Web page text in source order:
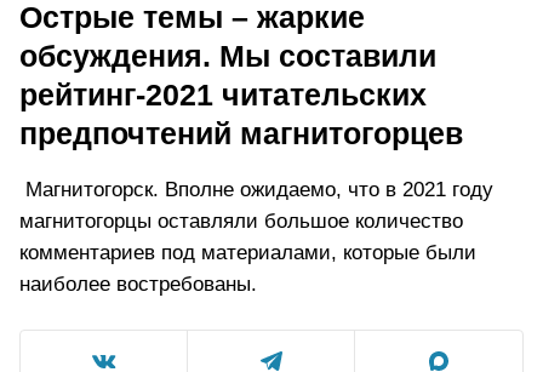
Острые темы – жаркие
обсуждения. Мы составили
рейтинг-2021 читательских
предпочтений магнитогорцев
Магнитогорск. Вполне ожидаемо, что в 2021 году
магнитогорцы оставляли большое количество
комментариев под материалами, которые были
наиболее востребованы.